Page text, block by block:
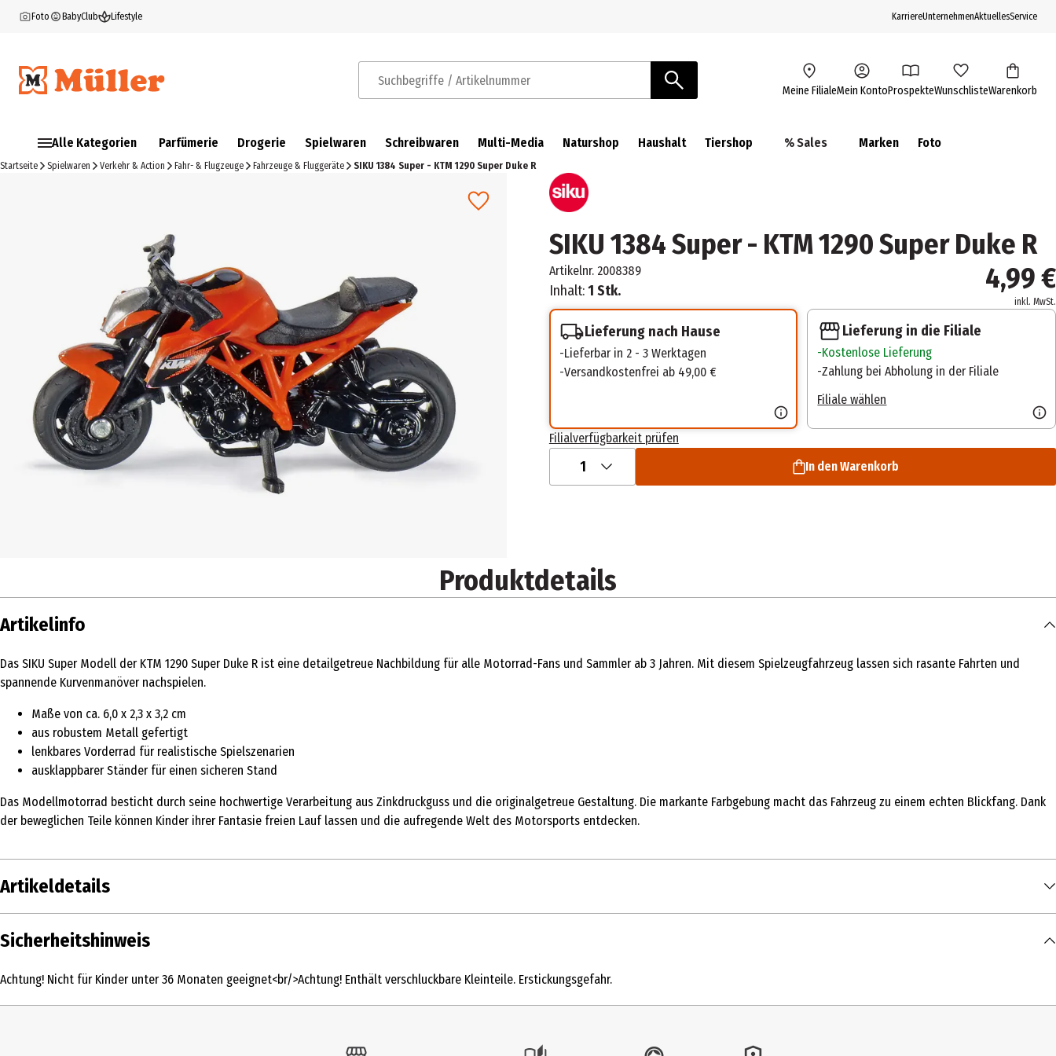
Foto BabyClub Lifestyle KarriereUnternehmenAktuellesService
Suchbegriffe / Artikelnummer Meine FilialeMein KontoProspekteWunschlisteWarenkorb
Alle Kategorien Parfümerie Drogerie Spielwaren Schreibwaren Multi-Media Naturshop Haushalt Tiershop % Sales Marken Foto
Startseite Spielwaren Verkehr & Action Fahr- & Flugzeuge Fahrzeuge & Fluggeräte SIKU 1384 Super - KTM 1290 Super Duke R
SIKU 1384 Super - KTM 1290 Super Duke R
Artikelnr. 2008389
Inhalt:1 Stk. 4,99 €
inkl. MwSt.
Lieferung nach Hause
Lieferbar in 2 - 3 Werktagen
Versandkostenfrei ab 49,00 €
Lieferung in die Filiale
Kostenlose Lieferung
Zahlung bei Abholung in der Filiale
Filiale wählen
Filialverfügbarkeit prüfen
1 In den Warenkorb
Produktdetails
Artikelinfo
Das SIKU Super Modell der KTM 1290 Super Duke R ist eine detailgetreue Nachbildung für alle Motorrad-Fans und Sammler ab 3 Jahren. Mit diesem Spielzeugfahrzeug lassen sich rasante Fahrten und
spannende Kurvenmanöver nachspielen.
Maße von ca. 6,0 x 2,3 x 3,2 cm
aus robustem Metall gefertigt
lenkbares Vorderrad für realistische Spielszenarien
ausklappbarer Ständer für einen sicheren Stand
Das Modellmotorrad besticht durch seine hochwertige Verarbeitung aus Zinkdruckguss und die originalgetreue Gestaltung. Die markante Farbgebung macht das Fahrzeug zu einem echten Blickfang. Dank
der beweglichen Teile können Kinder ihrer Fantasie freien Lauf lassen und die aufregende Welt des Motorsports entdecken.
Artikeldetails
Inhalt
Sicherheitshinweis
Achtung! Nicht für Kinder unter 36 Monaten geeignet<br/>Achtung! Enthält verschluckbare Kleinteile. Erstickungsgefahr.